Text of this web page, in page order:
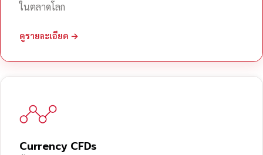
ในตลาดโลก
ดูรายละเอียด →
Currency CFDs